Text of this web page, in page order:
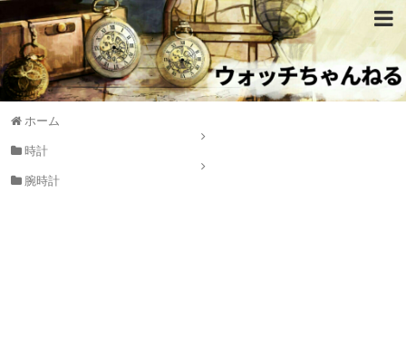
ホーム
時計
腕時計